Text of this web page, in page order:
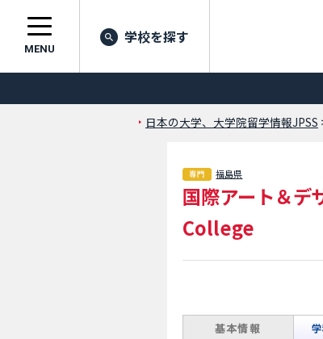
MENU
学校を探す
日本の大学、大学院留学情報JPSS
福島県
国際アート＆デ
College